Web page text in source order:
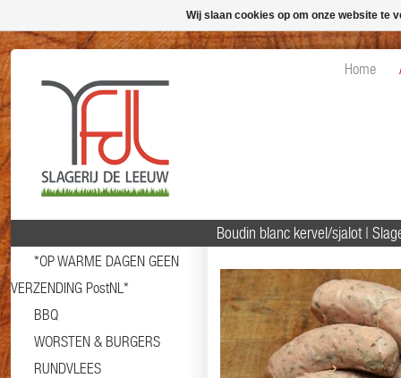
Home
*OP WARME DAGEN GEEN
VERZENDING PostNL*
BBQ
WORSTEN & BURGERS
RUNDVLEES
Boudin blanc kervel/sjalot |
Wij slaan cookies op om onze website te